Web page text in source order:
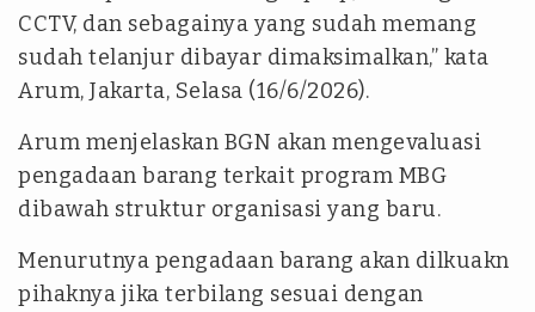
CCTV, dan sebagainya yang sudah memang
sudah telanjur dibayar dimaksimalkan,” kata
Arum, Jakarta, Selasa (16/6/2026).
Arum menjelaskan BGN akan mengevaluasi
pengadaan barang terkait program MBG
dibawah struktur organisasi yang baru.
Menurutnya pengadaan barang akan dilkuakn
pihaknya jika terbilang sesuai dengan